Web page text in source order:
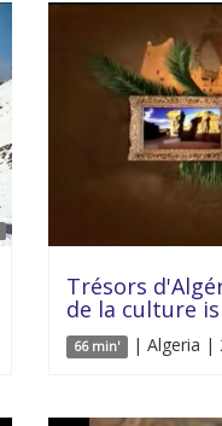
Trésors
de la culture
66 min' | Algeria |